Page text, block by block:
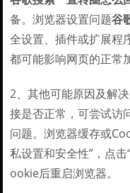
备。浏览器设置问题谷
全设置、插件或扩展程
都可能影响网页的正常
2、其他可能原因及解
接是否正常，可尝试访
问题。浏览器缓存或
私设置和安全性”，点
ookie后重启浏览器。